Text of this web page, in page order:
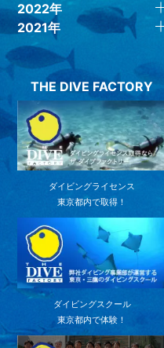
2022年
2021年
THE DIVE FACTORY
ダイビングライセンス
東京都内で取得！
ダイビングスクール
東京都内で体験！